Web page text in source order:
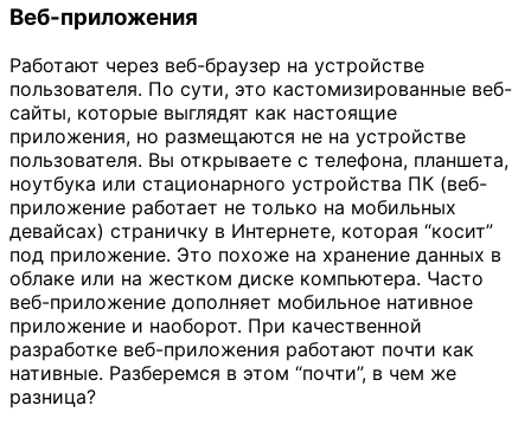
Веб-приложения
Работают через веб-браузер на устройстве
пользователя. По сути, это кастомизированные веб-
сайты, которые выглядят как настоящие
приложения, но размещаются не на устройстве
пользователя. Вы открываете с телефона, планшета,
ноутбука или стационарного устройства ПК (веб-
приложение работает не только на мобильных
девайсах) страничку в Интернете, которая “косит”
под приложение. Это похоже на хранение данных в
облаке или на жестком диске компьютера. Часто
веб-приложение дополняет мобильное нативное
приложение и наоборот. При качественной
разработке веб-приложения работают почти как
нативные. Разберемся в этом “почти”, в чем же
разница?